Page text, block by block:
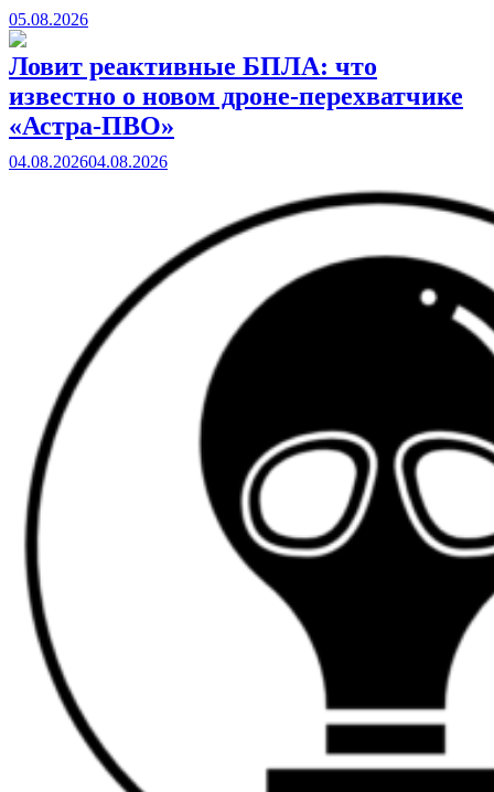
05.08.2026
Ловит реактивные БПЛА: что
известно о новом дроне-перехватчике
«Астра-ПВО»
04.08.202604.08.2026